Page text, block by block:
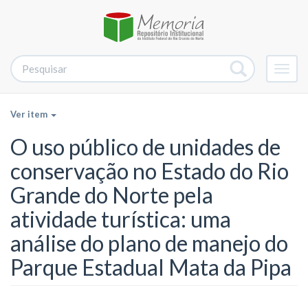
Ver item
O uso público de unidades de
conservação no Estado do Rio
Grande do Norte pela
atividade turística: uma
análise do plano de manejo do
Parque Estadual Mata da Pipa